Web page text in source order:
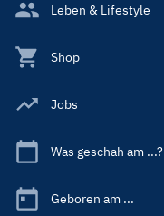
Leben & Lifestyle
Shop
Jobs
Was geschah am ...?
Geboren am ...